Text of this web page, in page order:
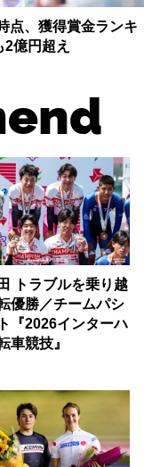
点、獲得賞金ランキ
億円超え
トラブルを乗り越
優勝／チームパシ
『2026インターハ
車競技』